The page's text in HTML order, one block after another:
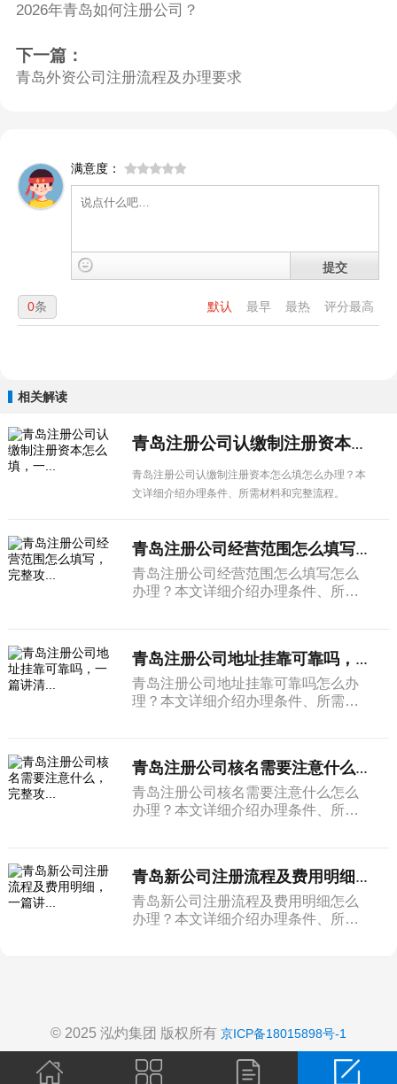
2026年青岛如何注册公司？
下一篇：
青岛外资公司注册流程及办理要求
满意度：
提交
默认 最早 最热 评分最高
0条
相关解读
青岛注册公司认缴制注册资本怎么填，一...
青岛注册公司认缴制注册资本怎么填怎么办理？本
文详细介绍办理条件、所需材料和完整流程。
青岛注册公司经营范围怎么填写，完整攻...
青岛注册公司经营范围怎么填写怎么
办理？本文详细介绍办理条件、所需
青岛注册公司地址挂靠可靠吗，一篇讲清...
青岛注册公司地址挂靠可靠吗怎么办
理？本文详细介绍办理条件、所需材
青岛注册公司核名需要注意什么，完整攻...
青岛注册公司核名需要注意什么怎么
办理？本文详细介绍办理条件、所需
青岛新公司注册流程及费用明细，一篇讲...
青岛新公司注册流程及费用明细怎么
办理？本文详细介绍办理条件、所需
© 2025 泓灼集团 版权所有 京ICP备18015898号-1